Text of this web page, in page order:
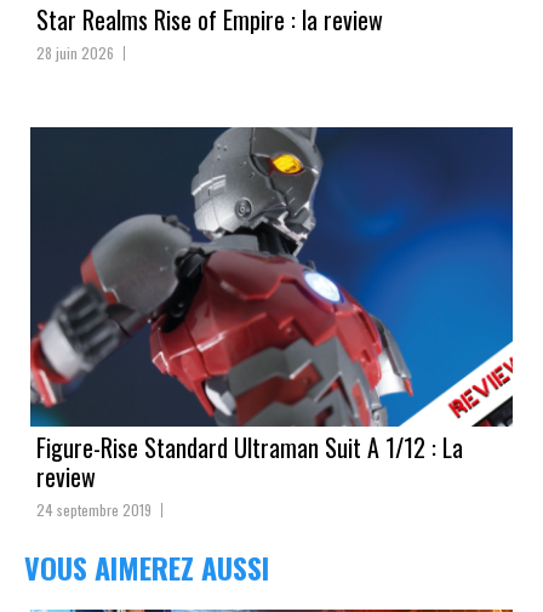
Star Realms Rise of Empire : la review
28 juin 2026
Figure-Rise Standard Ultraman Suit A 1/12 : La
review
24 septembre 2019
VOUS AIMEREZ AUSSI